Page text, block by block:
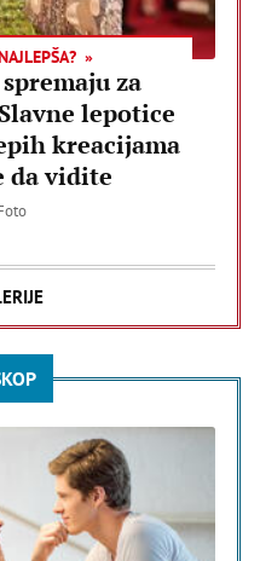
za
lepotice
kreacijama
da vidite